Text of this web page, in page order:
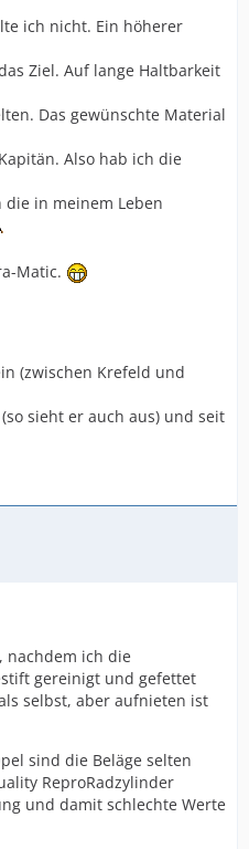
ich nicht. Ein höherer
Ziel. Auf lange Haltbarkeit
Das gewünschte Material
Also hab ich die
in meinem Leben
Matic.
(zwischen Krefeld und
sieht er auch aus) und seit
nachdem ich die
gereinigt und gefettet
selbst, aber aufnieten ist
sind die Beläge selten
ReproRadzylinder
und damit schlechte Werte